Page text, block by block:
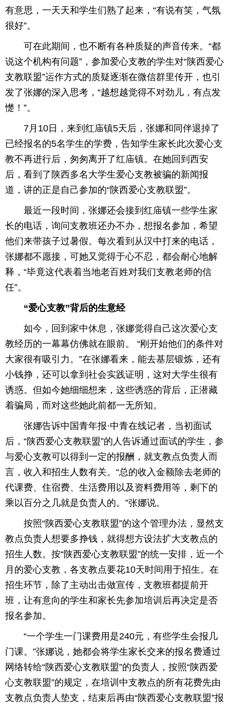
有意思，一天天和学生们熟了起来，“有说有笑，气氛
很好”。
可在此期间，也不断有各种质疑的声音传来。“都
说这个机构有问题”，参加爱心支教的学生对“陕西爱心
支教联盟”运作方式的质疑逐渐在微信群里传开，也引
发了张娜的深入思考，“越想越觉得不对劲儿，有点发
憷！”。
7月10日，来到红庙镇5天后，张娜和同伴退掉了
已经报名的5名学生的学费，告知学生家长此次爱心支
教不再进行后，匆匆离开了红庙镇。在她回到西安
后，看到了陕西多名大学生爱心支教被骗的新闻报
道，讲的正是自己参加的“陕西爱心支教联盟”。
最近一段时间，张娜还会接到红庙镇一些学生家
长的电话，询问支教班还办不办，想报名参加，希望
他们来带孩子过暑假。每次看到从汉中打来的电话，
张娜都不愿接，可她又觉得于心不忍，都会耐心地解
释，“毕竟这代表着当地老百姓对我们支教老师的信
任”。
“爱心支教”背后的生意经
如今，回到家中休息，张娜觉得自己这次爱心支
教经历的一幕幕仿佛就在眼前。 “刚开始他们的条件对
大家很有吸引力。”在张娜看来，能去基层锻炼，还有
小钱挣，还可以拿到社会实践证明，这对大学生很有
诱惑。但如今她细细想来，这些诱惑的背后，正潜藏
着骗局，而对这些她此前都一无所知。
张娜告诉中国青年报·中青在线记者，当初面试
后，“陕西爱心支教联盟”的人告诉通过面试的学生，参
与爱心支教可以得到一定的报酬，就支教点负责人而
言，收入和招生人数有关。“总的收入金额除去老师的
代课费、住宿费、生活费用以及资料费用等，剩下的
乘以百分之几就是负责人的。”张娜说。
按照“陕西爱心支教联盟”的这个管理办法，显然支
教点负责人想要多挣钱，就得想方设法扩大支教点的
招生人数。按“陕西爱心支教联盟”的统一安排，近一个
月的爱心支教，各支教点要花10天时间用于招生。在
招生环节，除了主动出击做宣传，支教班都提前开
班，让有意向的学生和家长先参加培训后再决定是否
报名参加。
“一个学生一门课费用是240元，有些学生会报几
门课。”张娜说，她都会将学生家长交来的报名费通过
网络转给“陕西爱心支教联盟”的负责人，按照“陕西爱
心支教联盟”的规定，在培训中支教点的所有花费先由
支教点负责人垫支，结束后再由“陕西爱心支教联盟”报